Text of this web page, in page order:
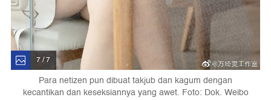
7 / 7
Para netizen pun dibuat takjub dan kagum dengan
kecantikan dan keseksiannya yang awet. Foto: Dok. Weibo